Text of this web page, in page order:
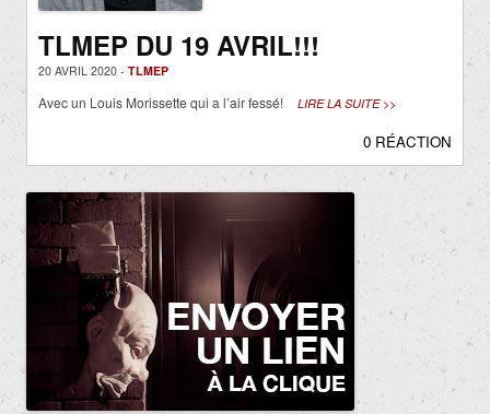
TLMEP DU 19 AVRIL!!!
20 AVRIL 2020 - TLMEP
Avec un Louis Morissette qui a l’air fessé! LIRE LA SUITE >>
0 RÉACTION